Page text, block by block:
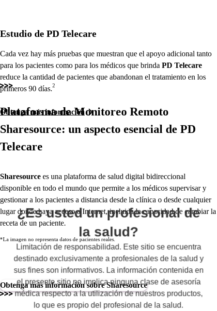
Estudio de PD Telecare
Cada vez hay más pruebas que muestran que el apoyo adicional tanto
para los pacientes como para los médicos que brinda PD Telecare
reduce la cantidad de pacientes que abandonan el tratamiento en los
primeros 90 días.2
Obtenga más información
Plataforma de Monitoreo Remoto
Sharesource: un aspecto esencial de PD
Telecare
Sharesource es una plataforma de salud digital bidireccional
disponible en todo el mundo que permite a los médicos supervisar y
gestionar a los pacientes a distancia desde la clínica o desde cualquier
lugar donde haya acceso a Internet, incluida la capacidad de cambiar la
receta de un paciente.
*La imagen no representa datos de pacientes reales.
Obtenga más información sobre Sharesource
¿Es usted un profesional de
la salud?
Limitación de responsabilidad. Este sitio se encuentra
destinado exclusivamente a profesionales de la salud y
sus fines son informativos. La información contenida en
el presente sitio no implica ninguna clase de asesoría
médica respecto a la utilización de nuestros productos,
lo que es propio del profesional de la salud.